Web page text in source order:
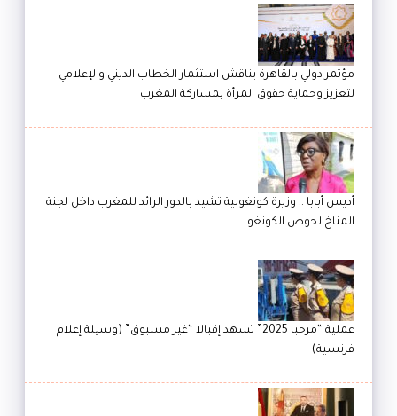
مؤتمر دولي بالقاهرة يناقش استثمار الخطاب الديني والإعلامي
لتعزيز وحماية حقوق المرأة بمشاركة المغرب
أديس أبابا .. وزيرة كونغولية تشيد بالدور الرائد للمغرب داخل لجنة
المناخ لحوض الكونغو
عملية “مرحبا 2025” تشهد إقبالا “غير مسبوق” (وسيلة إعلام
فرنسية)